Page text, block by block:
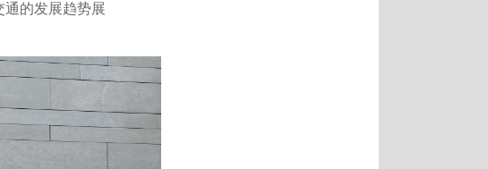
的发展趋势展